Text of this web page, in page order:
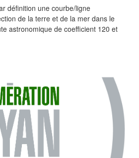
définition une courbe/ligne
de la terre et de la mer dans le
astronomique de coefficient 120 et